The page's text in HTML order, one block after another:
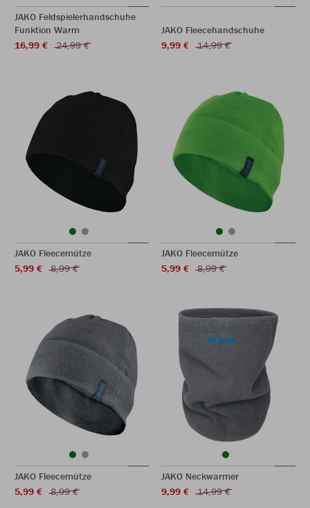
JAKO Feldspielerhandschuhe
Funktion Warm
16,99 €
24,99 €
JAKO Fleecehandschuhe
9,99 €
14,99 €
JAKO Fleecemütze
5,99 €
8,99 €
JAKO Fleecemütze
5,99 €
8,99 €
JAKO Fleecemütze
5,99 €
8,99 €
JAKO Neckwarmer
9,99 €
14,99 €